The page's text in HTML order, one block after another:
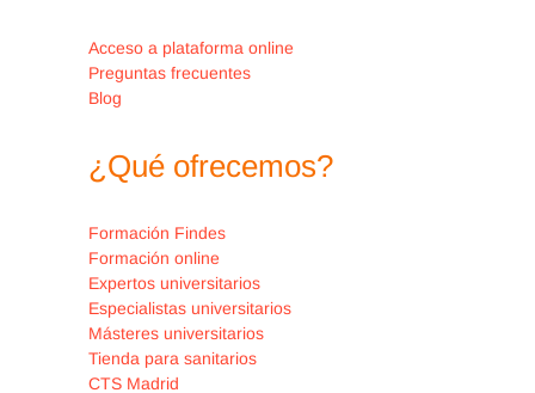
Acceso a plataforma online
Preguntas frecuentes
Blog
¿Qué ofrecemos?
Formación Findes
Formación online
Expertos universitarios
Especialistas universitarios
Másteres universitarios
Tienda para sanitarios
CTS Madrid